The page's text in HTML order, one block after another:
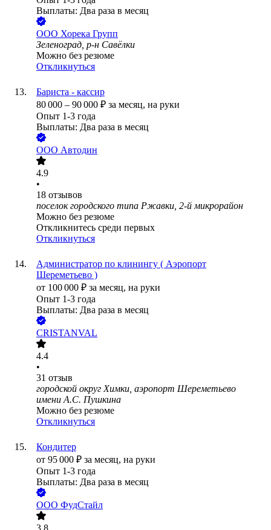
Выплаты: Два раза в месяц
ООО Хорека Групп
Зеленоград, р-н Савёлки
Можно без резюме
Откликнуться
Бариста - кассир
80 000 – 90 000 ₽ за месяц, на руки
Опыт 1-3 года
Выплаты: Два раза в месяц
ООО Автодин
4.9
•
18 отзывов
поселок городского типа Ржавки, 2-й микрорайон
Можно без резюме
Откликнитесь среди первых
Откликнуться
Администратор по клинингу ( Аэропорт
Шереметьево )
от 100 000 ₽ за месяц, на руки
Опыт 1-3 года
Выплаты: Два раза в месяц
CRISTANVAL
4.4
•
31 отзыв
городской округ Химки, аэропорт Шереметьево
имени А.С. Пушкина
Можно без резюме
Откликнуться
Кондитер
от 95 000 ₽ за месяц, на руки
Опыт 1-3 года
Выплаты: Два раза в месяц
ООО ФудСтайл